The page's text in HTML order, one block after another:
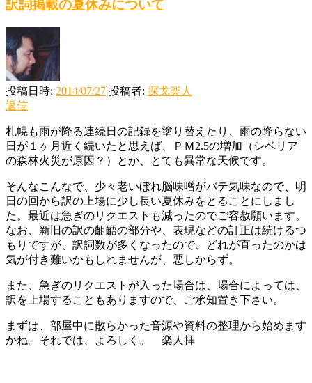
訳詞掲載の夏休みについて
投稿日時: 2014/07/27 投稿者: 探戈楽人
返信
札幌も雨が降る連続日の記録を塗り替えたり、雨の降らない
日が１ヶ月近く続いたと思えば、ＰＭ2.5の増加（シベリア
の森林火災が原因？）とか、とても異常な天候です。
そんなこんなで、少々老いぼれ脳味噌がバテ気味なので、明
日の回から訳の上場に少し長い夏休みをとることにしまし
た。最近は急ぎのリクエストも減ったのでご容赦願います。
なお、新旧の訳の齟齬の部分や、表現などの訂正は続けるつ
もりですが、訳詞数が多くなったので、どれが直ったのかは
気が付き難いかもしれませんが、悪しからず。
また、急ぎのリクエストが入った場合は、場合によっては、
訳を上場することもありますので、ご承知置き下さい。
まずは、部屋中に散らかった音源や資料の整理から始めます
かね。それでは、よろしく。 楽人拝